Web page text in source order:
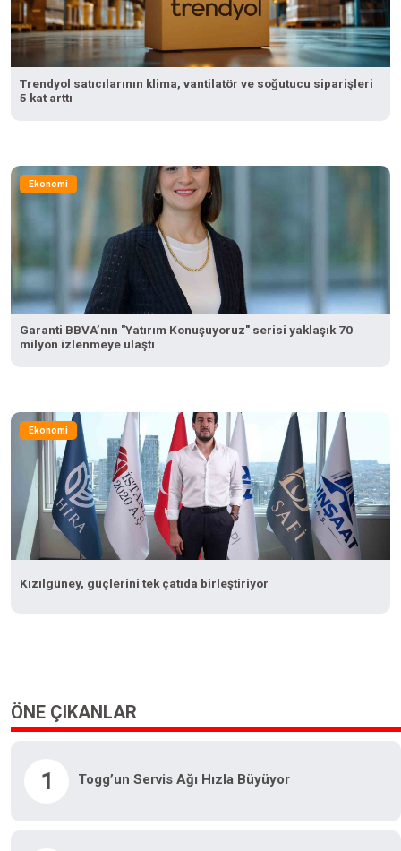
Trendyol satıcılarının klima, vantilatör ve soğutucu siparişleri
5 kat arttı
Ekonomi
Garanti BBVA’nın "Yatırım Konuşuyoruz" serisi yaklaşık 70
milyon izlenmeye ulaştı
Ekonomi
Kızılgüney, güçlerini tek çatıda birleştiriyor
ÖNE ÇIKANLAR
1 Togg’un Servis Ağı Hızla Büyüyor